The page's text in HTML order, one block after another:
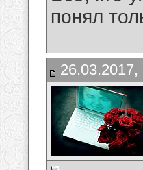
понял
26.03.2017,